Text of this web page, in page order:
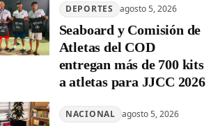
DEPORTES agosto 5, 2026
Seaboard y Comisión de
Atletas del COD
entregan más de 700 kits
a atletas para JJCC 2026
NACIONAL agosto 5, 2026